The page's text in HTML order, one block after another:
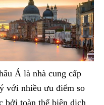
Á là nhà cung cấp
với nhiều ưu điểm so
bởi toàn thể biên dịch